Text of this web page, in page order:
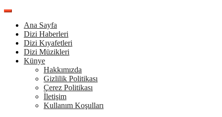
İçeriğe
Ana Sayfa
Dizi Haberleri
Dizi Kıyafetleri
Dizi Müzikleri
Künye
Hakkımızda
Gizlilik Politikası
Çerez Politikası
İletişim
Kullanım Koşulları